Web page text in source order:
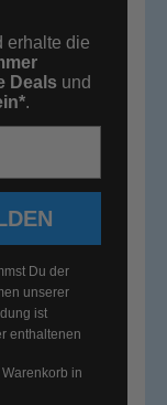
erhalte die
Deals und
.
Du der
unserer
ist
enthaltenen
in